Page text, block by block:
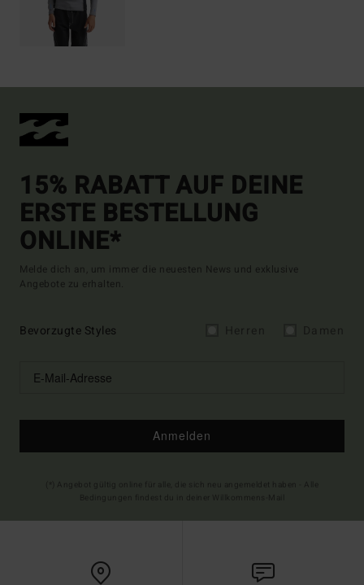
15% RABATT AUF DEINE
ERSTE BESTELLUNG
ONLINE*
Melde dich an, um immer die neuesten News und exklusive
Angebote zu erhalten.
Bevorzugte Styles
Anmelden